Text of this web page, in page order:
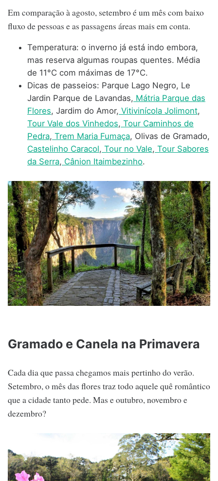
Em comparação à agosto, setembro é um mês com baixo
fluxo de pessoas e as passagens áreas mais em conta.
Temperatura: o inverno já está indo embora,
mas reserva algumas roupas quentes. Média
de 11°C com máximas de 17°C.
Dicas de passeios: Parque Lago Negro, Le
Jardin Parque de Lavandas, Mátria Parque das
Flores, Jardim do Amor, Vitivinícola Jolimont,
Tour Vale dos Vinhedos, Tour Caminhos de
Pedra, Trem Maria Fumaça, Olivas de Gramado,
Castelinho Caracol, Tour no Vale, Tour Sabores
da Serra, Cânion Itaimbezinho.
Gramado e Canela na Primavera
Cada dia que passa chegamos mais pertinho do verão.
Setembro, o mês das flores traz todo aquele quê romântico
que a cidade tanto pede. Mas e outubro, novembro e
dezembro?